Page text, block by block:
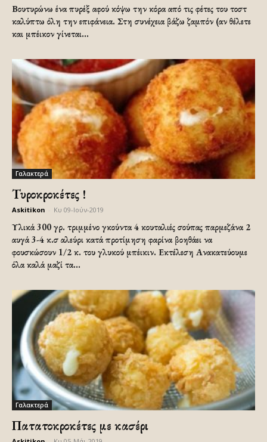
Βουτυρώνω ένα πυρέξ αφού κόψω την κόρα από τις φέτες του τοστ
καλύπτω όλη την επιφάνεια. Στη συνέχεια βάζω ζαμπόν (αν θέλετε
και μπέικον γίνεται...
Γαλακτερά
Τυροκροκέτες !
Askitikon Κυ 09-Ιούν-2019
Υλικά 300 γρ. τριμμένο γκούντα 4 κουταλιές σούπας παρμεζάνα 2
αυγά 3-4 κ.σ αλεύρι κατά προτίμηση φαρίνα βοηθάει να
φουσκώσουν 1/2 κ. του γλυκού μπέικιν. Εκτέλεση Ανακατεύουμε
όλα καλά μαζί τα...
Γαλακτερά
Πατατοκροκέτες με κασέρι